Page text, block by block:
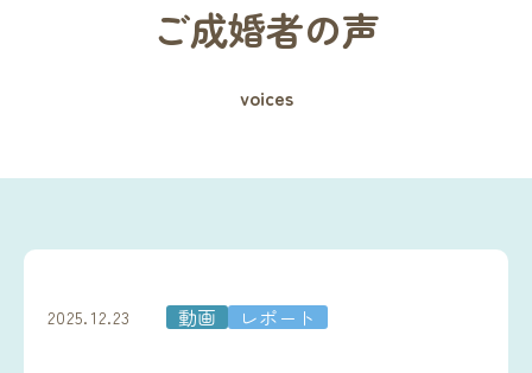
a
o
ご成婚者の声
voices
2025.12.23 動画 レポート